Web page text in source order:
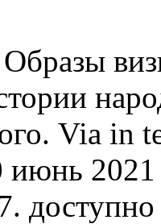
Via in
2021